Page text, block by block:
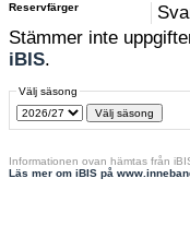
Reservfärger
Stämmer inte
iBIS.
Välj säsong
Informationen ovan hämtas från
Läs mer om iBIS på